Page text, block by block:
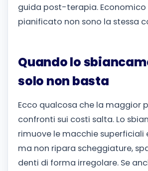
guida post-terapia. Economico
pianificato non sono la stessa
Quando lo
solo non basta
Ecco qualcosa che la maggior
confronti sui costi salta. Lo
rimuove le macchie superficiali
ma non ripara scheggiature,
denti di forma irregolare. Se